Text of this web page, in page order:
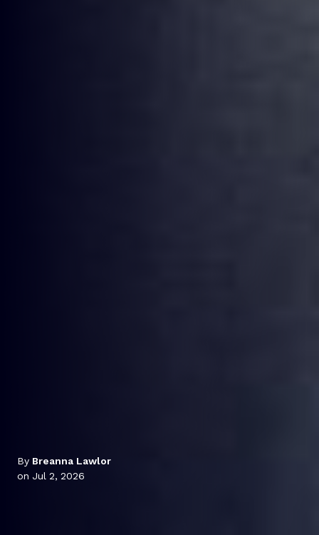
By Breanna Lawlor
on Jul 2, 2026